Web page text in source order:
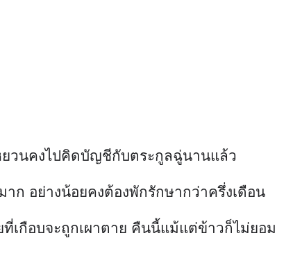
ยวนคงไปคิดบัญชีกับตระกูลฉู่นานแล้ว
ก อย่างน้อยคงต้องพักรักษากว่าครึ่งเดือน
เกือบจะถูกเผาตาย คืนนี้แม้แต่ข้าวก็ไม่ยอม